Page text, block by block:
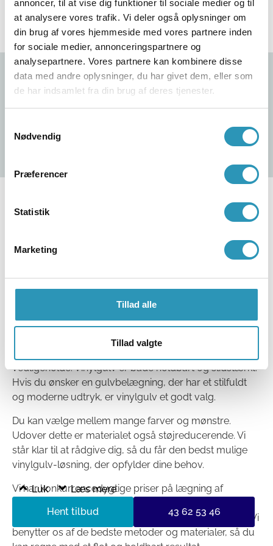
annoncer, til at vise dig funktioner til sociale medier og til
at analysere vores trafik. Vi deler også oplysninger om
din brug af vores hjemmeside med vores partnere inden
for sociale medier, annonceringspartnere og
analysepartnere. Vores partnere kan kombinere disse
data med andre oplysninger, du har givet dem, eller som
de har indsamlet fra din brug af deres tjenester.
Nødvendig
Præferencer
Statistik
Marketing
Tillad alle
Tillad valgte
herunder rengøring af kontorer, butikker, showrooms
og meget andet. Vi tilpasser vores rengøringsydelser,
så de passer til vores kunders behov og tidsplaner.
På denne måde sikrer vi, at I altid får den bedst mulige
service.
Vi er meget fleksible i vores rengøringsløsninger. Om
du har brug for daglig eller ugentlig rengøring,
efterlader alle overflader pletfri.
Hent tilbud
43 62 53 46
Se vores udførte opgaver og
projekter
Hent tilbud
Lægning af vinylgulv i Vigerslev
vedligeholde. Vinylgulv er både holdbart og slidstærkt.
Hvis du ønsker en gulvbelægning, der har et stilfuldt
og moderne udtryk, er vinylgulv et godt valg.
Du kan vælge mellem mange farver og mønstre.
Udover dette er materialet også støjreducerende. Vi
står klar til at rådgive dig, så du får den bedst mulige
vinylgulv-løsning, der opfylder dine behov.
Vi har konkurrencedygtige priser på lægning af
specialister i at sikre, at arbejdet bliver udført korrekt. Vi
benytter os af de bedste metoder og materialer, så du
Luk
Læs mere
Hent tilbud
43 62 53 46